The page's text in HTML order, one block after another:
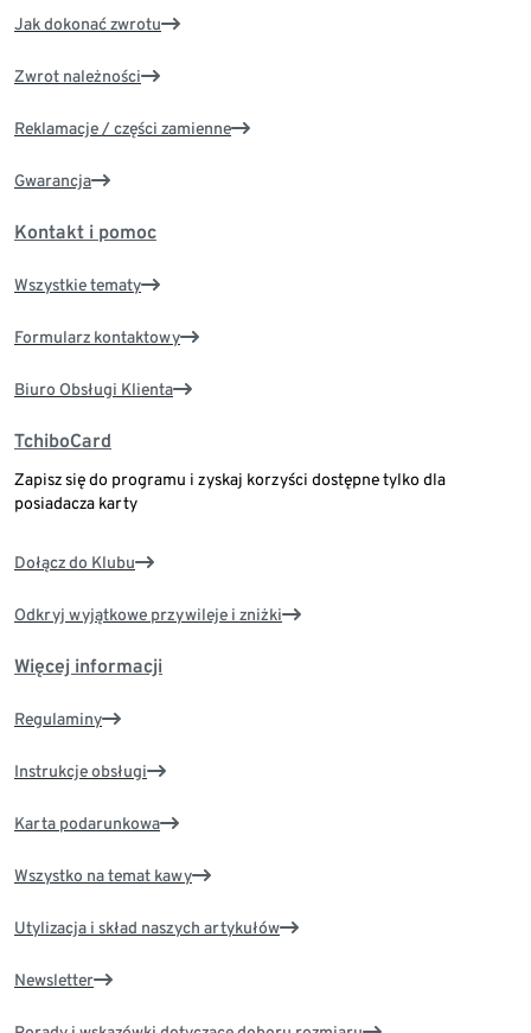
Jak dokonać zwrotu
Zwrot należności
Reklamacje / części zamienne
Gwarancja
Kontakt i pomoc
Wszystkie tematy
Formularz kontaktowy
Biuro Obsługi Klienta
TchiboCard
Zapisz się do programu i zyskaj korzyści dostępne tylko dla
posiadacza karty
Dołącz do Klubu
Odkryj wyjątkowe przywileje i zniżki
Więcej informacji
Regulaminy
Instrukcje obsługi
Karta podarunkowa
Wszystko na temat kawy
Utylizacja i skład naszych artykułów
Newsletter